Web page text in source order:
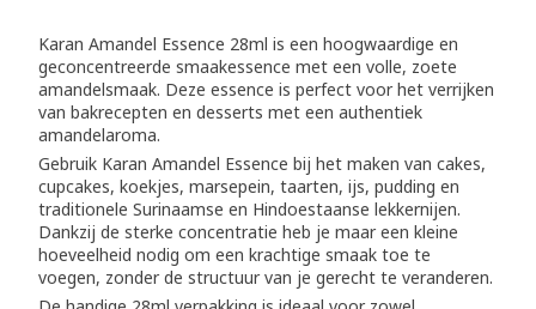
Karan Amandel Essence 28ml is een hoogwaardige en
geconcentreerde smaakessence met een volle, zoete
amandelsmaak. Deze essence is perfect voor het verrijken
van bakrecepten en desserts met een authentiek
amandelaroma.
Gebruik Karan Amandel Essence bij het maken van cakes,
cupcakes, koekjes, marsepein, taarten, ijs, pudding en
traditionele Surinaamse en Hindoestaanse lekkernijen.
Dankzij de sterke concentratie heb je maar een kleine
hoeveelheid nodig om een krachtige smaak toe te
voegen, zonder de structuur van je gerecht te veranderen.